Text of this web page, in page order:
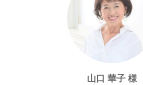
山口 華子 様